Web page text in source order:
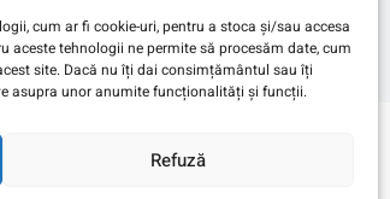
cum ar fi cookie-uri, pentru a stoca și/sau accesa
tehnologii ne permite să procesăm date, cum
site. Dacă nu îți dai consimțământul sau îți
asupra unor anumite funcționalități și funcții.
Refuză